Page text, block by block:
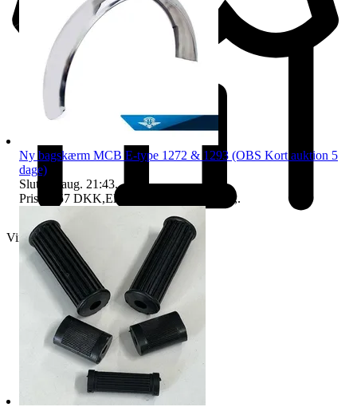
Virksomhed
Ny bagskærm MCB E-type 1272 & 1293 (OBS Kort auktion 5
dage)
Sluttid
7 aug. 21:43.
Pris:
1.057 DKK,Eller Køb nu ,.